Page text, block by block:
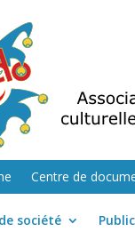
Centre de
société